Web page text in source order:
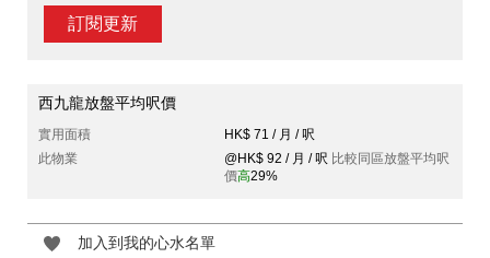
訂閱更新
西九龍放盤平均呎價
實用面積
HK$ 71 / 月 / 呎
此物業
@HK$ 92 / 月 / 呎 比較同區放盤平均呎
價高29%
加入到我的心水名單